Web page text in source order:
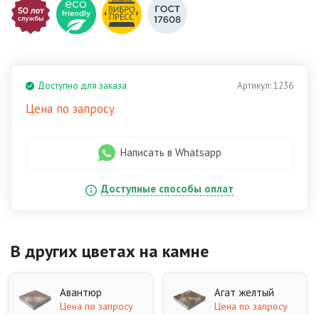
Артикул:1236
Доступно для заказа
Цена по запросу
Написать в Whatsapp
Доступные способы оплат
В других цветах на камне
Авантюр
Цена по запросу
Агат желтый
Цена по запросу